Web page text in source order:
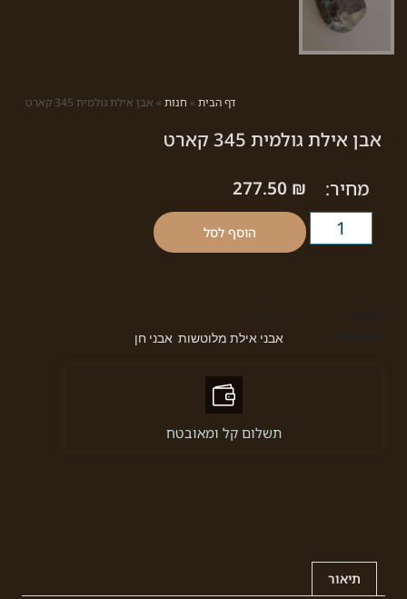
דף הבית » חנות » אבן אילת גולמית 345 קארט
אבן אילת גולמית 345 קארט
מחיר:
277.50 ₪
הוסף לסל
אבני אילת מלוטשות אבני חן
תשלום קל ומאובטח
תיאור